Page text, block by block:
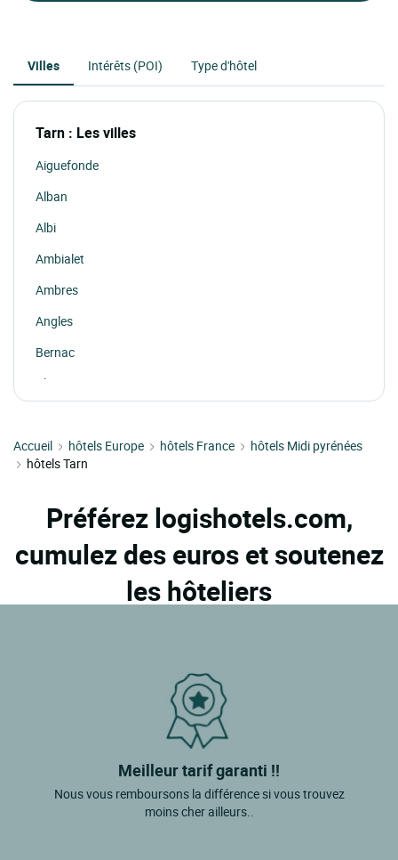
Villes Intérêts (POI) Type d'hôtel
Tarn : Les villes
Aiguefonde
Alban
Albi
Ambialet
Ambres
Angles
Bernac
Blaye Les Mines
Brassac
Burlats
Cahuzac Sur Vere
Cambounet Sur Le Sor
Cestayrols
Accueil hôtels Europe hôtels France
hôtels Midi pyrénées
hôtels Tarn
Préférez logishotels.com,
cumulez des euros et soutenez
les hôteliers
Meilleur tarif garanti !!
Nous vous remboursons la différence si vous trouvez
moins cher ailleurs..